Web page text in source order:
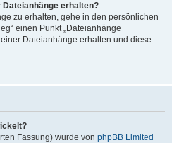
erhalten?
zu erhalten, gehe in den persönlichen
einen Punkt „Dateianhänge
Dateianhänge erhalten und diese
Fassung) wurde von phpBB Limited